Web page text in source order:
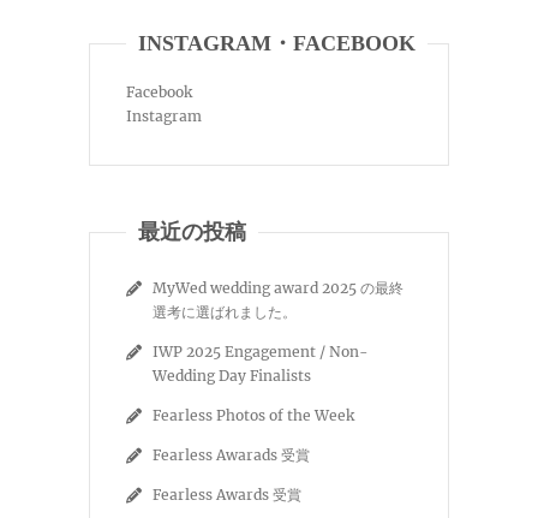
INSTAGRAM・FACEBOOK
Facebook
Instagram
最近の投稿
MyWed wedding award 2025 の最終
選考に選ばれました。
IWP 2025 Engagement / Non-
Wedding Day Finalists
Fearless Photos of the Week
Fearless Awarads 受賞
Fearless Awards 受賞